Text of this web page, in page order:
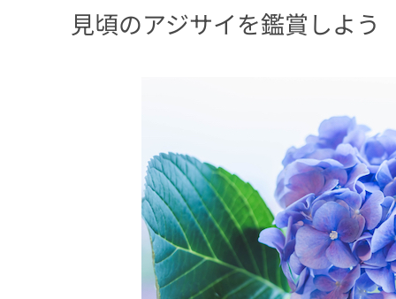
見頃のアジサイを鑑賞しよう